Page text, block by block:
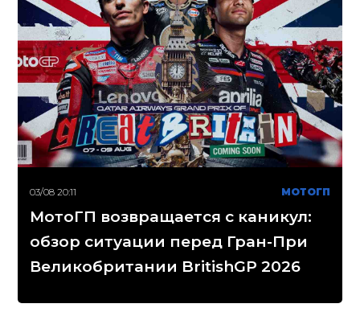
03/08 20:11 МОТОГП
МотоГП возвращается с каникул:
обзор ситуации перед Гран-При
Великобритании BritishGP 2026